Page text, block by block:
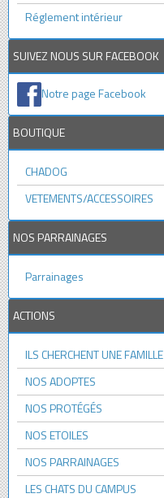
Réglement intérieur
SUIVEZ NOUS SUR FACEBOOK
Notre page Facebook
BOUTIQUE
CHADOG
VETEMENTS/ACCESSOIRES
NOS PARRAINAGES
Parrainages
ACTIONS
ILS CHERCHENT UNE FAMILLE
NOS ADOPTES
NOS PROTÉGÉS
NOS ETOILES
NOS PARRAINAGES
LES CHATS DU CAMPUS